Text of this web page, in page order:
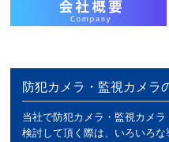
防犯カメラ・監視カメラ
当社で防犯カメラ・監視カメ
検討して頂く際は、いろいろな